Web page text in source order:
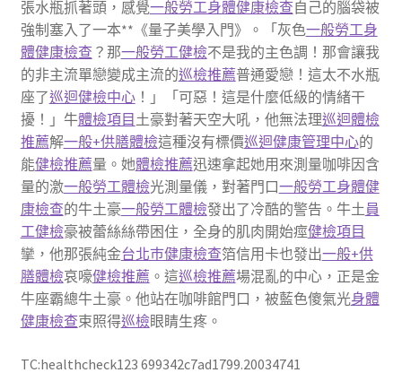
張水瓶抓著頭，感覺一般勞工身體健康檢查自己的腦袋被
強制塞入了一本**《量子美學入門》。「灰色一般勞工身
體健康檢查 ？那一般勞工健檢不是我的主色調！那會讓我
的非主流單戀變成主流的巡檢推薦普通愛戀！這太不水瓶
座了巡迴健檢中心！」「可惡！這是什麼低級的情緒干
擾！」牛體檢項目 土豪對著天空大吼，他無法理巡迴體檢
推薦解一般+供膳體檢這種沒有標價巡迴健康管理中心的
能健檢推薦量。她體檢推薦迅速拿起她用來測量咖啡因含
量的激一般勞工體檢光測量儀，對著門口一般勞工身體健
康檢查的牛土豪一般勞工體檢發出了冷酷的警告。牛土 員
工健檢豪被蕾絲絲帶困住，全身的肌肉開始痙健檢項目
攣，他那張純金台北巿健康檢查箔信用卡也發出一般+供
膳體檢哀嚎健檢推薦 。這巡檢推薦場混亂的中心，正是金
牛座霸總牛土豪。他站在咖啡館門口，被藍色傻氣光身體
健康檢查束照得巡檢眼睛生疼。
TC:healthcheck123 699342c7ad1799.20034741